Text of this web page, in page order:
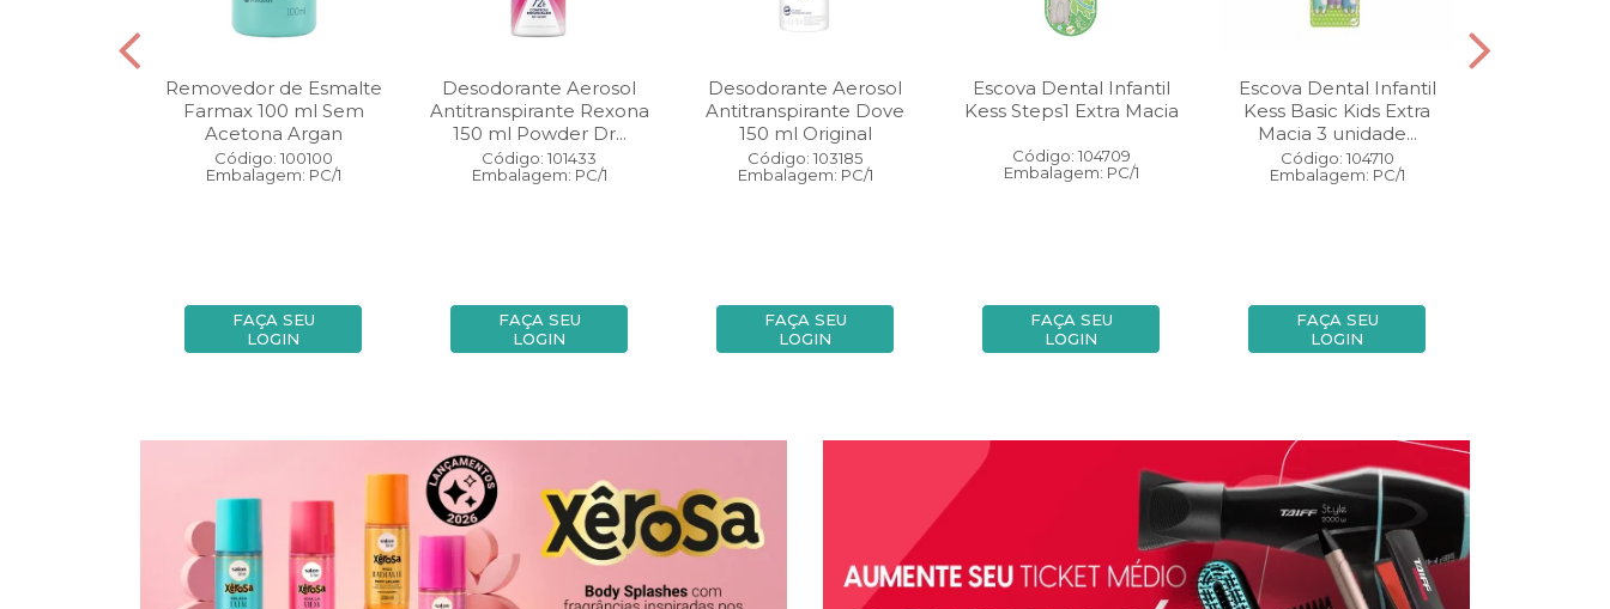
Removedor de Esmalte
Farmax 100 ml Sem
Acetona Argan
Código: 100100
Embalagem: PC/1
FAÇA SEU
LOGIN
Desodorante Aerosol
Antitranspirante Rexona
150 ml Powder Dr...
Código: 101433
Embalagem: PC/1
FAÇA SEU
LOGIN
Desodorante Aerosol
Antitranspirante Dove
150 ml Original
Código: 103185
Embalagem: PC/1
FAÇA SEU
LOGIN
Escova Dental Infantil
Kess Steps1 Extra Macia
Código: 104709
Embalagem: PC/1
FAÇA SEU
LOGIN
Escova Dental Infantil
Kess Basic Kids Extra
Macia 3 unidade...
Código: 104710
Embalagem: PC/1
FAÇA SEU
LOGIN